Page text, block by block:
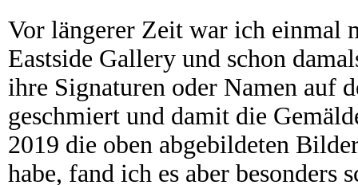
Vor längerer Zeit war ich einmal
Eastside Gallery und schon
ihre Signaturen oder Namen auf
geschmiert und damit die
2019 die oben abgebildeten
habe, fand ich es aber